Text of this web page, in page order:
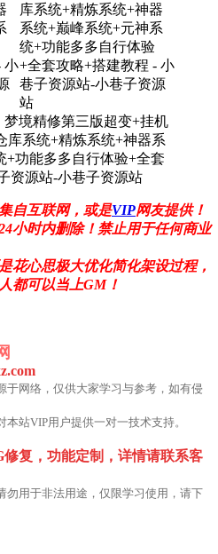
自互联网，或是VIP网友提供！
小时内删除！禁止用于任何商业
花心思极大优化简化架设过程，
都可以当上GM！
于网络，仅供大家学习与参考，如有侵
站VIP用户提供一对一技术支持。
复，功能定制，详情请联系客
勿用于非法用途，仅限学习使用，请下